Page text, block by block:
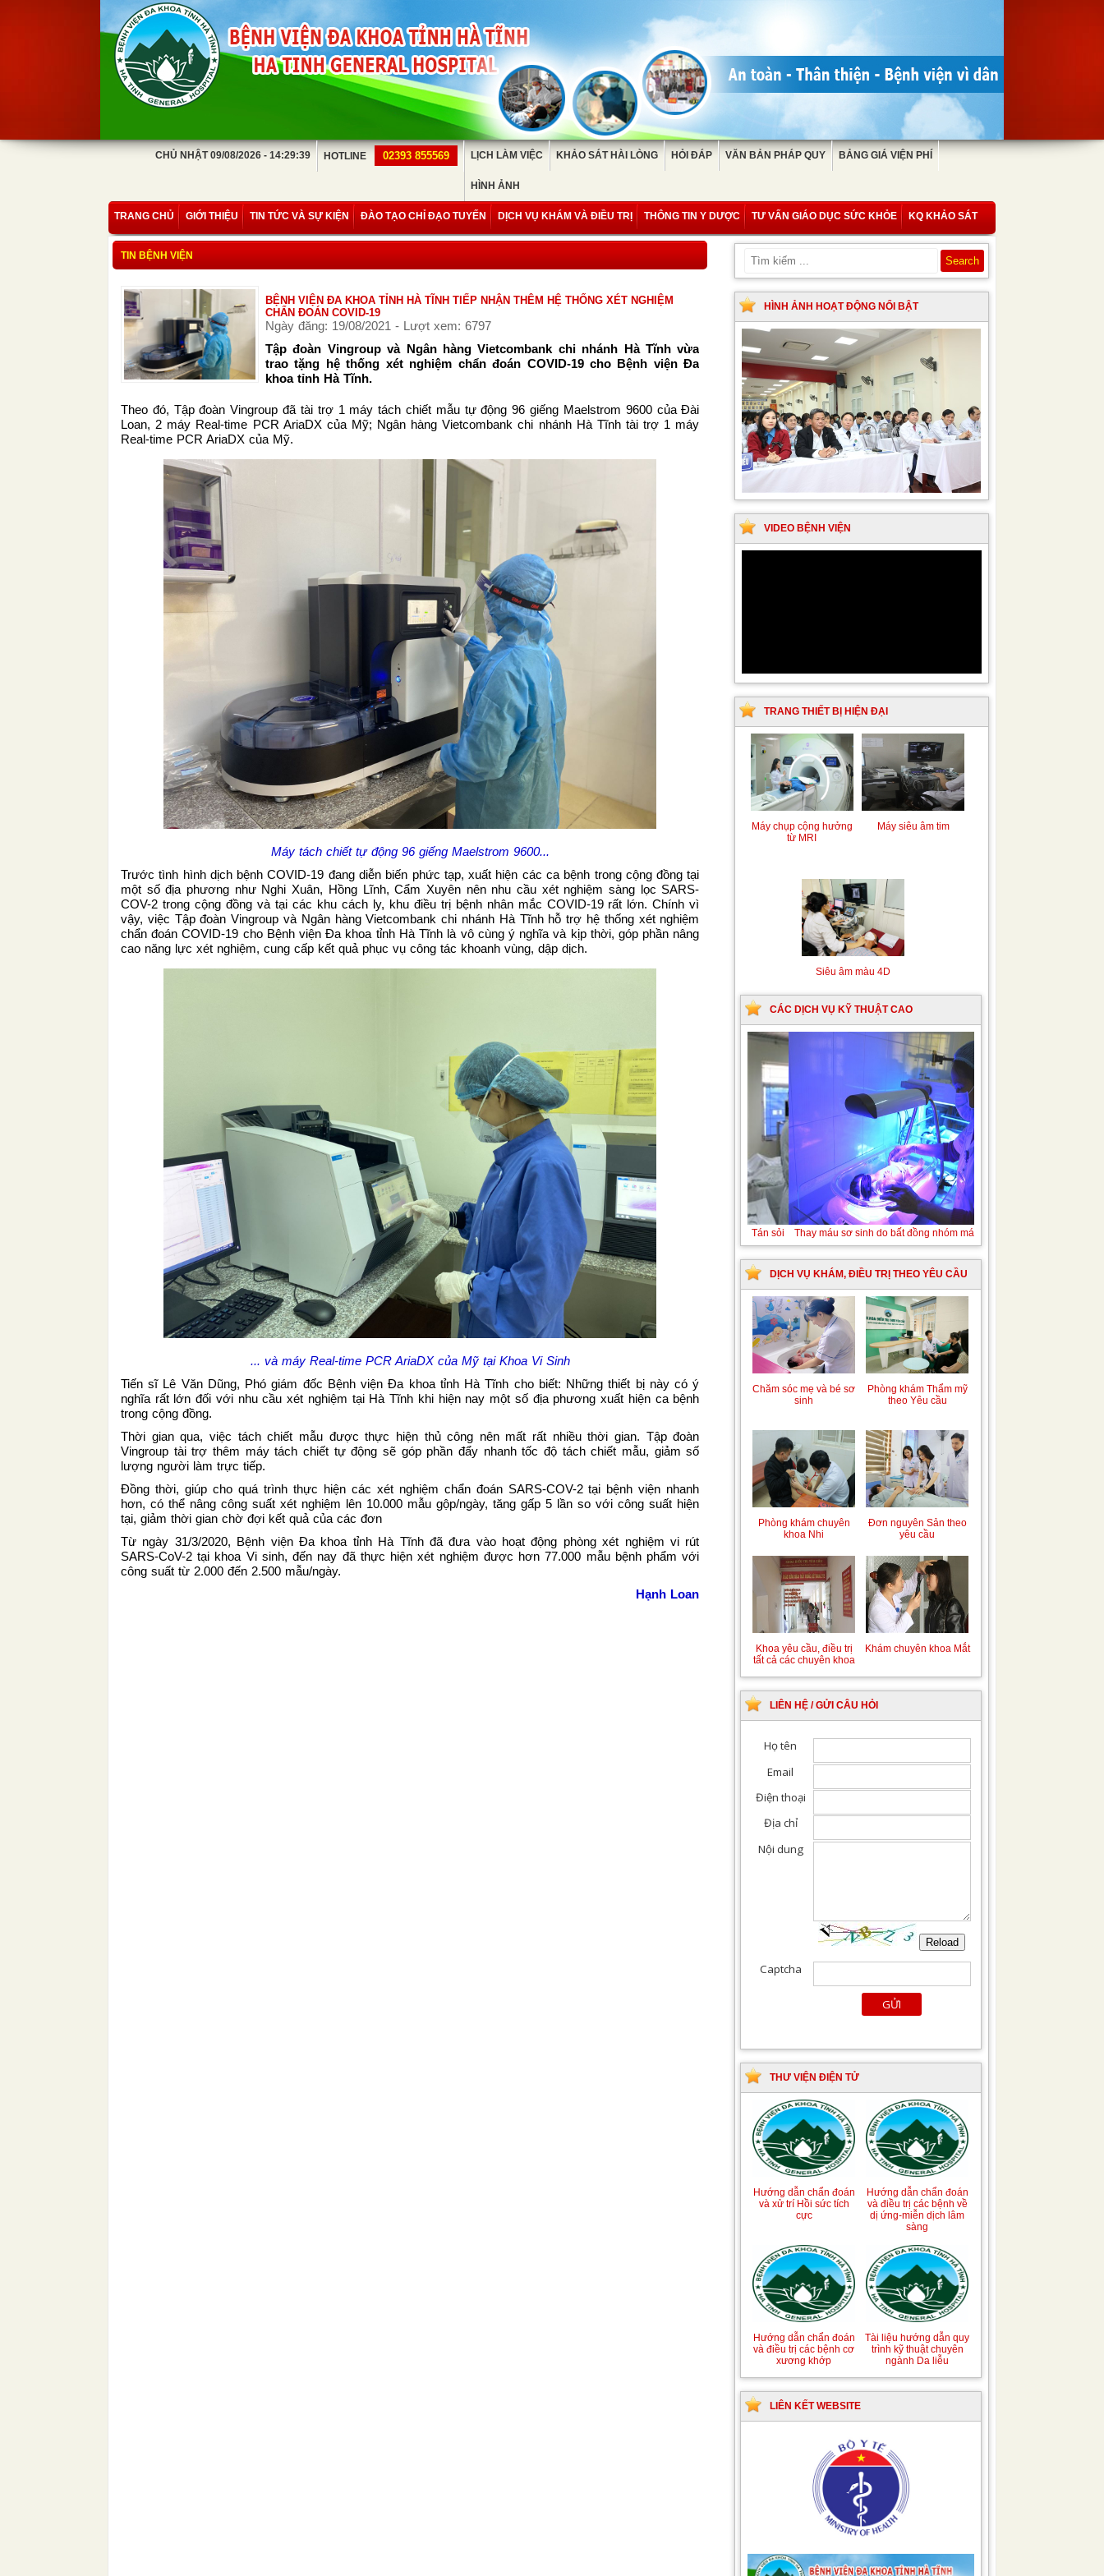
CHỦ NHẬT 09/08/2026 - 14:29:39 HOTLINE 02393 855569 LỊCH LÀM VIỆC KHẢO SÁT HÀI LÒNG HỎI ĐÁP VĂN BẢN PHÁP QUY BẢNG GIÁ VIỆN PHÍ
HÌNH ẢNH
TRANG CHỦ GIỚI THIỆU TIN TỨC VÀ SỰ KIỆN ĐÀO TẠO CHỈ ĐẠO TUYẾN DỊCH VỤ KHÁM VÀ ĐIỀU TRỊ THÔNG TIN Y DƯỢC TƯ VẤN GIÁO DỤC SỨC KHỎE KQ KHẢO SÁT
TIN BỆNH VIỆN
BỆNH VIỆN ĐA KHOA TỈNH HÀ TĨNH TIẾP NHẬN THÊM HỆ THỐNG XÉT NGHIỆM
CHẨN ĐOÁN COVID-19
Ngày đăng: 19/08/2021 - Lượt xem: 6797
Tập đoàn Vingroup và Ngân hàng Vietcombank chi nhánh Hà Tĩnh vừa
trao tặng hệ thống xét nghiệm chẩn đoán COVID-19 cho Bệnh viện Đa
khoa tỉnh Hà Tĩnh.
Theo đó, Tập đoàn Vingroup đã tài trợ 1 máy tách chiết mẫu tự động 96 giếng Maelstrom 9600 của Đài
Loan, 2 máy Real-time PCR AriaDX của Mỹ; Ngân hàng Vietcombank chi nhánh Hà Tĩnh tài trợ 1 máy
Real-time PCR AriaDX của Mỹ.
Máy tách chiết tự động 96 giếng Maelstrom 9600...
Trước tình hình dịch bệnh COVID-19 đang diễn biến phức tạp, xuất hiện các ca bệnh trong cộng đồng tại
một số địa phương như Nghi Xuân, Hồng Lĩnh, Cẩm Xuyên nên nhu cầu xét nghiệm sàng lọc SARS-
COV-2 trong cộng đồng và tại các khu cách ly, khu điều trị bệnh nhân mắc COVID-19 rất lớn. Chính vì
vậy, việc Tập đoàn Vingroup và Ngân hàng Vietcombank chi nhánh Hà Tĩnh hỗ trợ hệ thống xét nghiệm
chẩn đoán COVID-19 cho Bệnh viện Đa khoa tỉnh Hà Tĩnh là vô cùng ý nghĩa và kịp thời, góp phần nâng
cao năng lực xét nghiệm, cung cấp kết quả phục vụ công tác khoanh vùng, dập dịch.
... và máy Real-time PCR AriaDX của Mỹ tại Khoa Vi Sinh
Tiến sĩ Lê Văn Dũng, Phó giám đốc Bệnh viện Đa khoa tỉnh Hà Tĩnh cho biết: Những thiết bị này có ý
nghĩa rất lớn đối với nhu cầu xét nghiệm tại Hà Tĩnh khi hiện nay một số địa phương xuất hiện ca bệnh
trong cộng đồng.
Thời gian qua, việc tách chiết mẫu được thực hiện thủ công nên mất rất nhiều thời gian. Tập đoàn
Vingroup tài trợ thêm máy tách chiết tự động sẽ góp phần đẩy nhanh tốc độ tách chiết mẫu, giảm số
lượng người làm trực tiếp.
Đồng thời, giúp cho quá trình thực hiện các xét nghiệm chẩn đoán SARS-COV-2 tại bệnh viện nhanh
hơn, có thể nâng công suất xét nghiệm lên 10.000 mẫu gộp/ngày, tăng gấp 5 lần so với công suất hiện
tại, giảm thời gian chờ đợi kết quả của các đơn
Từ ngày 31/3/2020, Bệnh viện Đa khoa tỉnh Hà Tĩnh đã đưa vào hoạt động phòng xét nghiệm vi rút
SARS-CoV-2 tại khoa Vi sinh, đến nay đã thực hiện xét nghiệm được hơn 77.000 mẫu bệnh phẩm với
công suất từ 2.000 đến 2.500 mẫu/ngày.
Hạnh Loan
HÌNH ẢNH HOẠT ĐỘNG NỔI BẬT
VIDEO BỆNH VIỆN
TRANG THIẾT BỊ HIỆN ĐẠI
Máy chụp cộng hưởng
từ MRI
Máy siêu âm tim
Siêu âm màu 4D
CÁC DỊCH VỤ KỸ THUẬT CAO
Tán sỏi niệu quản ngược dòng Laser
DỊCH VỤ KHÁM, ĐIỀU TRỊ THEO YÊU CẦU
Chăm sóc mẹ và bé sơ
sinh
Phòng khám Thẩm mỹ
theo Yêu cầu
Phòng khám chuyên
khoa Nhi
Đơn nguyên Sản theo
yêu cầu
Khoa yêu cầu, điều trị
tất cả các chuyên khoa
Khám chuyên khoa Mắt
LIÊN HỆ / GỬI CÂU HỎI
THƯ VIỆN ĐIỆN TỬ
Hướng dẫn chẩn đoán
và xử trí Hồi sức tích
cực
Hướng dẫn chẩn đoán
và điều trị các bệnh về
dị ứng-miễn dịch lâm
sàng
Hướng dẫn chẩn đoán
và điều trị các bệnh cơ
xương khớp
Tài liệu hướng dẫn quy
trình kỹ thuật chuyên
ngành Da liễu
LIÊN KẾT WEBSITE